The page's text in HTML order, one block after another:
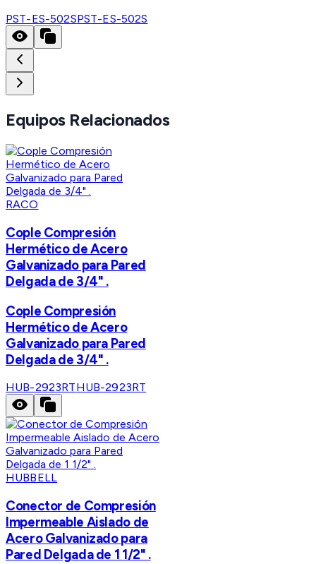
PST-ES-502SPST-ES-502S
Equipos Relacionados
RACO
Cople Compresión
Hermético de Acero
Galvanizado para Pared
Delgada de 3/4" .
Cople Compresión
Hermético de Acero
Galvanizado para Pared
Delgada de 3/4" .
HUB-2923RTHUB-2923RT
HUBBELL
Conector de Compresión
Impermeable Aislado de
Acero Galvanizado para
Pared Delgada de 1 1/2" .